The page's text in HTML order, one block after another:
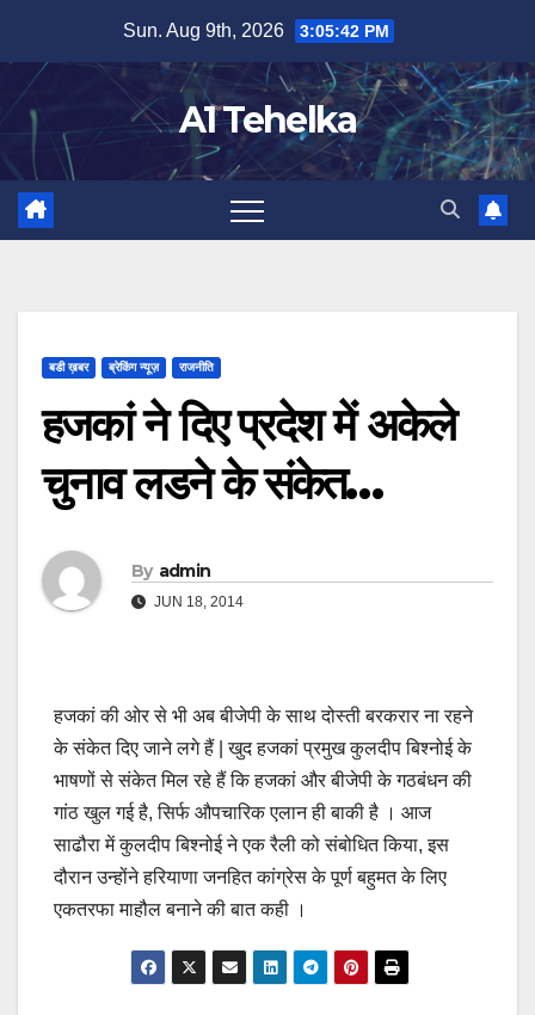
content
Sun. Aug 9th, 2026 3:05:42 PM
A1 Tehelka
बडी ख़बर ब्रेकिंग न्यूज़ राजनीति
हजकां ने दिए प्रदेश में अकेले
चुनाव लडने के संकेत…
By admin
JUN 18, 2014
हजकां की ओर से भी अब बीजेपी के साथ दोस्ती बरकरार ना रहने
के संकेत दिए जाने लगे हैं | खुद हजकां प्रमुख कुलदीप बिश्नोई के
भाषणों से संकेत मिल रहे हैं कि हजकां और बीजेपी के गठबंधन की
गांठ खुल गई है, सिर्फ औपचारिक एलान ही बाकी है । आज
साढौरा में कुलदीप बिश्नोई ने एक रैली को संबोधित किया, इस
दौरान उन्होंने हरियाणा जनहित कांग्रेस के पूर्ण बहुमत के लिए
एकतरफा माहौल बनाने की बात कही ।